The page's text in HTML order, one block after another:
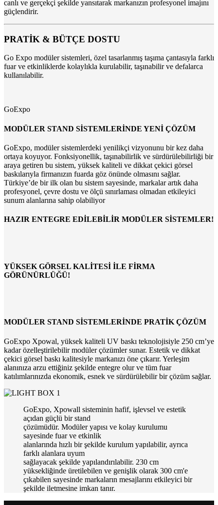
canlı ve gerçekçi şekilde yansıtarak markanızın profesyonel imajını
güçlendirir.
PRATİK & BÜTÇE DOSTU
Go Expo modüler sistemleri, özel tasarlanmış taşıma çantasıyla farklı
fuar ve etkinliklerde kolaylıkla kurulabilir, taşınabilir ve defalarca
kullanılabilir.
GoExpo
MODÜLER STAND SİSTEMLERİNDE YENİ ÇÖZÜM
GoExpo, modüler sistemlerdeki yenilikçi vizyonunu bir kez daha
ortaya koyuyor. Fonksiyonellik, taşınabilirlik ve sürdürülebilirliği bir
araya getiren bu sistem, yüksek kaliteli ve dikkat çekici görsel
baskılarıyla firmanızın fuarda göz önünde olmasını sağlar.
Türkiye’de bir ilk olan bu sistem sayesinde, markalar artık daha
profesyonel, çevre dostu ve ölçü sınırlaması olmadan etkileyici
sunum alanlarına sahip olabiliyor
HAZIR ENTEGRE EDİLEBİLİR MODÜLER SİSTEMLER!
YÜKSEK GÖRSEL KALİTESİ İLE FİRMA
GÖRÜNÜRLÜĞÜ!
MODÜLER STAND SİSTEMLERİNDE PRATİK ÇÖZÜM
GoExpo Xpowal, yüksek kaliteli UV baskı teknolojisiyle 250 cm’ye
kadar özelleştirilebilir modüler çözümler sunar. Estetik ve dikkat
çekici görsel baskı kalitesiyle markanızı öne çıkarır. Yerleşim
alanınıza arzu ettiğiniz şekilde entegre olur ve tüm fuar
katılımlarınızda ekonomik, esnek ve sürdürülebilir bir çözüm sağlar.
GoExpo, Xpowall sisteminin hafif, işlevsel ve estetik
açıdan güçlü bir stand
çözümüdür. Modüler yapısı ve kolay kurulumu
sayesinde fuar ve etkinlik
alanlarında hızlı bir şekilde kurulum yapılabilir, ayrıca
farklı alanlara uyum
sağlayacak şekilde yapılandırılabilir. 230 cm
yüksekliğinde üretilebilen ve genişlik olarak 300 cm'e
çıkabilen sayesinde markaların mesajlarını etkileyici bir
şekilde iletmesine imkan tanır.